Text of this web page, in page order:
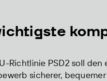
Richtlinie PSD2 soll
sicherer,